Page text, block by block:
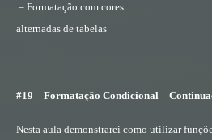
– Formatação com cores
alternadas de tabelas
#19 – Formatação Condicional –
Nesta aula demonstrarei como utilizar